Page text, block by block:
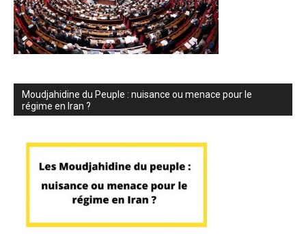
Moudjahidine du Peuple : nuisance ou menace pour le
régime en Iran ?